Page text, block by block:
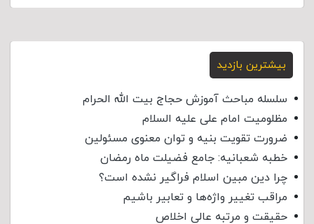
بیشترین بازدید
سلسله مباحث آموزش حجاج بیت الله الحرام
مظلومیت امام علی علیه السلام
ضرورت تقویت بنیه و توان معنوی مسئولین
خطبه شعبانیه: جامع فضیلت ماه رمضان
چرا دین مبین اسلام فراگیر نشده است؟
مراقب تغییر واژه‌ها و تعابیر باشیم
حقیقت و مرتبه عالی اخلاص